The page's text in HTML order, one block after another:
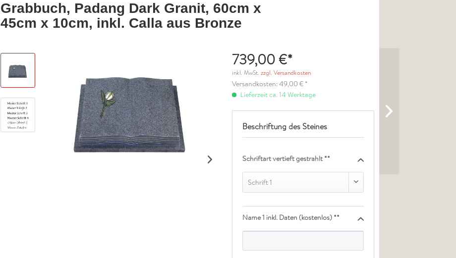
Grabbuch, Padang Dark Granit, 60cm x
45cm x 10cm, inkl. Calla aus Bronze
739,00 €*
inkl. MwSt.zzgl. Versandkosten
Versandkosten: 49,00 € *
Lieferzeit ca. 14 Werktage
Beschriftung des Steines
Schriftart vertieft gestrahlt **
Schrift 1
Name 1 inkl. Daten (kostenlos) **